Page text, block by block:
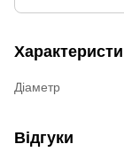
Діаметр
Відгуки